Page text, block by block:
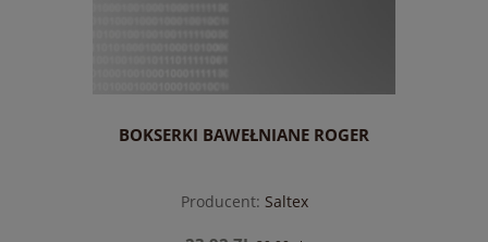
BOKSERKI BAWEŁNIANE ROGER
Producent: Saltex